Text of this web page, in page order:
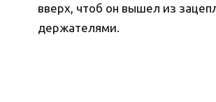
вверх, чтоб он вышел из
держателями.